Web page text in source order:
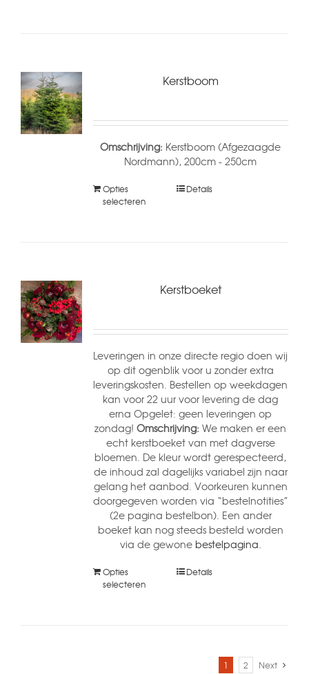
Kerstboom
Omschrijving: Kerstboom (Afgezaagde
Nordmann), 200cm - 250cm
Opties
selecteren
Details
Kerstboeket
Leveringen in onze directe regio doen wij
op dit ogenblik voor u zonder extra
leveringskosten. Bestellen op weekdagen
kan voor 22 uur voor levering de dag
erna Opgelet: geen leveringen op
zondag!Omschrijving: We maken er een
echt kerstboeket van met dagverse
bloemen. De kleur wordt gerespecteerd,
de inhoud zal dagelijks variabel zijn naar
gelang het aanbod. Voorkeuren kunnen
doorgegeven worden via “bestelnotities”
(2e pagina bestelbon). Een ander
boeket kan nog steeds besteld worden
via de gewone bestelpagina.
Opties
selecteren
Details
1 2 Next